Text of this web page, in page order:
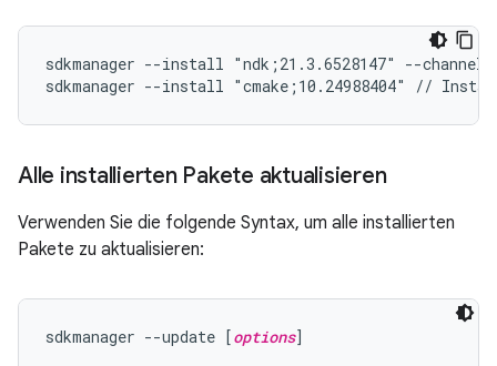
sdkmanager --install "ndk;21.3.6528147" --
sdkmanager --install "cmake;10.24988404" //
Alle installierten Pakete aktualisieren
Verwenden Sie die folgende Syntax, um alle installierten
Pakete zu aktualisieren:
sdkmanager --update [options